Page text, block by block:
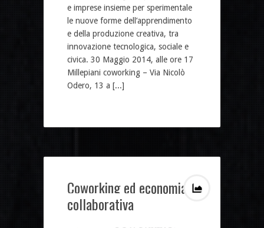
e imprese insieme per sperimentale
le nuove forme dell’apprendimento
e della produzione creativa, tra
innovazione tecnologica, sociale e
civica. 30 Maggio 2014, alle ore 17
Millepiani coworking – Via Nicolò
Odero, 13 a [...]
Coworking ed economia
collaborativa